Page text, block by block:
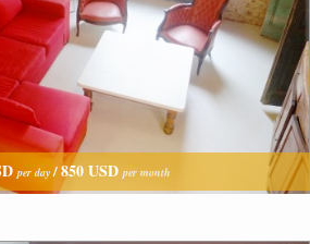
per day/850 USDper month